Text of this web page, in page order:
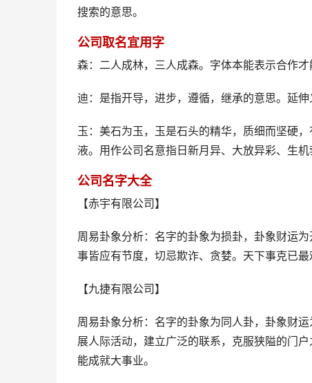
搜索的意思。
公司取名宜用字
森：二人成林，三人成森。字体本能表示合作
迪：是指开导，进步，遵循，继承的意思。延
玉：美石为玉，玉是石头的精华，质细而坚硬
液。用作公司名意指日新月异、大放异彩、生机
公司名字大全
【赤宇有限公司】
周易卦象分析：名字的卦象为损卦，卦象财运
事皆应有节度，切忌欺诈、贪婪。天下事克已
【九捷有限公司】
周易卦象分析：名字的卦象为同人卦，卦象财
展人际活动，建立广泛的联系，克服狭隘的门
能成就大事业。